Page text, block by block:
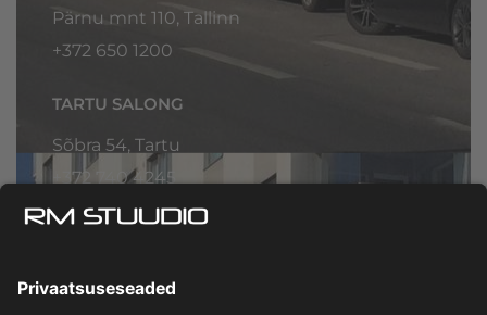
Pärnu mnt 110, Tallinn
+372 650 1200
TARTU SALONG
Sõbra 54, Tartu
+372 740 4245